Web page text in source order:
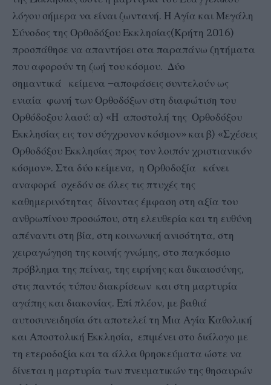
λόγου σήμερα να είναι ζωντανή. Η Αγία και Μεγάλη
Σύνοδος της Ορθοδόξου Εκκλησίας(Κρήτη 2016)
προσπάθησε να απαντήσει στα παραπάνω ζητήματα
που αφορούν τη ζωή του κόσμου. Δύο
σημαντικά κείμενα –αποφάσεις συντελούν ως
ενιαία φωνή των Ορθοδόξων στη διαφώτιση του
Ορθόδοξου λαού: α) «Η αποστολή της Ορθοδόξου
Εκκλησίας εις τον σύγχρονον κόσμον» και β) «Σχέσεις
Ορθοδόξου Εκκλησίας προς τον λοιπόν χριστιανικόν
κόσμον». Στα δύο κείμενα, η Ορθοδοξία κάνει
αναφορά σχεδόν σε όλες τις πτυχές της
καθημερινότητας δίνοντας έμφαση στη αξία του
ανθρωπίνου προσώπου, στη ελευθερία και τη ευθύνη
απέναντι στη βία, στη κοινωνική ανισότητα, στη
χειραγώγηση της κοινής γνώμης, στο παγκόσμιο
πρόβλημα της πείνας, της ειρήνης και δικαιοσύνης,
στις παντός τύπου διακρίσεων και στη μαρτυρία
αγάπης και διακονίας. Επί πλέον, με βαθιά
αυτοσυνειδησία ότι αποτελεί τη Μια Αγία Καθολική
και Αποστολική Εκκλησία, επιμένει στο διάλογο με
τη ετεροδοξία και τα άλλα θρησκεύματα ώστε να
δίνεται η μαρτυρία των πνευματικών της θησαυρών